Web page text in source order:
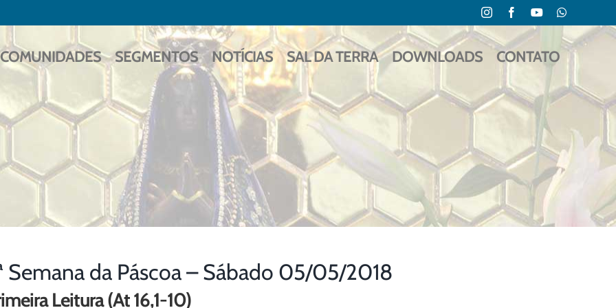
InstagramFacebookYouTubeWhatsApp
COMUNIDADES SEGMENTOS NOTÍCIAS SAL DA TERRA DOWNLOADS CONTATO
Semana da Páscoa – Sábado 05/05/2018
Leitura (At 16,1-10)